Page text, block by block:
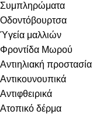
Συμπληρώματα
Οδοντόβουρτσα
Ύγεία μαλλιών
Φροντίδα Μωρού
Αντιηλιακή προστασία
Αντικουνουπικά
Αντιφθειρικά
Ατοπικό δέρμα